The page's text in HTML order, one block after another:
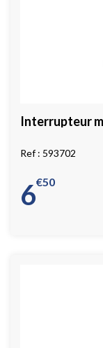
Interrupteur
593702
6 50
€